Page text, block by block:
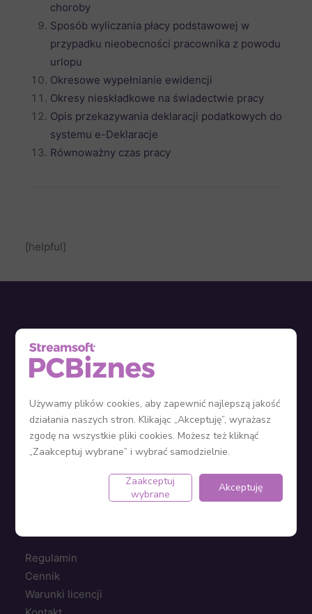
choroby
Sposób wyliczania płacy podstawowej w
przypadku nieobecności pracownika z powodu
urlopu
Okresowe wypełnianie ewidencji
Okresy nieskładkowe na świadectwie pracy
Opis przekazywania deklaracji podatkowych do
systemu e-Deklaracje
Równoważny czas pracy
[helpful]
Sieć sprzedaży
Zostań Partnerem
Ustawienia plików cookie
KPiR
Ewidencja środków trwałych
Regulamin
Cennik
Warunki licencji
Używamy plików cookies, aby zapewnić najlepszą jakość
działania naszych stron. Klikając „Akceptuję”, wyrażasz
zgodę na wszystkie pliki cookies. Możesz też kliknąć
„Zaakceptuj wybrane” i wybrać samodzielnie.
Zaakceptuj
wybrane
Akceptuję